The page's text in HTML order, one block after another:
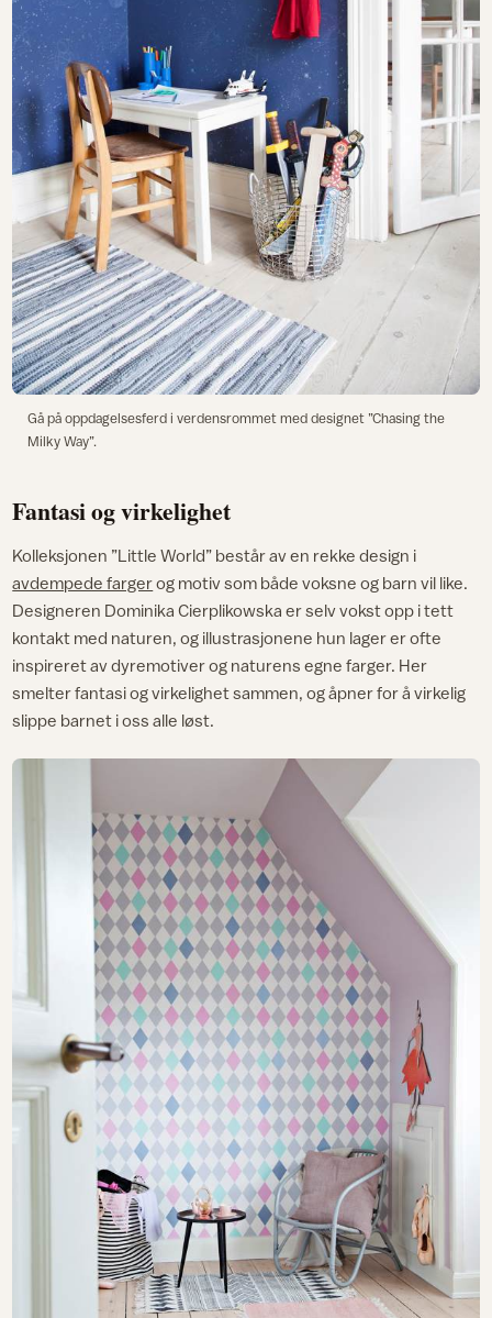
Gå på oppdagelsesferd i verdensrommet med designet ”Chasing the
Milky Way”.
Fantasi og virkelighet
Kolleksjonen ”Little World” består av en rekke design i
avdempede fargerog motiv som både voksne og barn vil like.
Designeren Dominika Cierplikowska er selv vokst opp i tett
kontakt med naturen, og illustrasjonene hun lager er ofte
inspireret av dyremotiver og naturens egne farger. Her
smelter fantasi og virkelighet sammen, og åpner for å virkelig
slippe barnet i oss alle løst.